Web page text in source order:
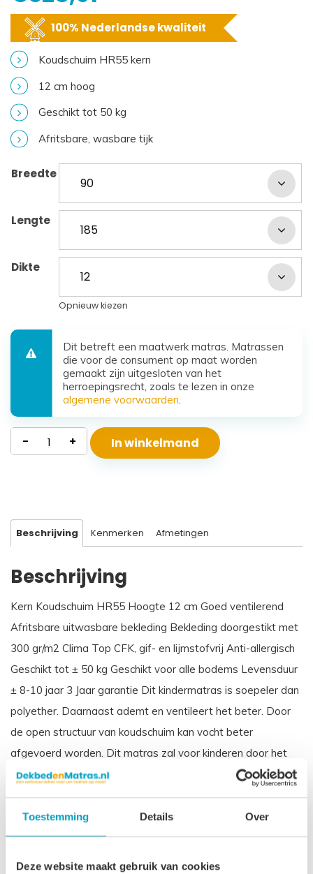
Toestemming Details Over
Deze website maakt gebruik van cookies
100% Nederlandse kwaliteit
Koudschuim HR55 kern
12 cm hoog
Geschikt tot 50 kg
Afritsbare, wasbare tijk
Breedte
Lengte
Dikte
Opnieuw kiezen
Dit betreft een maatwerk matras. Matrassen
die voor de consument op maat worden
gemaakt zijn uitgesloten van het
herroepingsrecht, zoals te lezen in onze
algemene voorwaarden.
Kindermatras
koudschuim
- + In winkelmand
Beschrijving Kenmerken Afmetingen
Beschrijving
Kern Koudschuim HR55 Hoogte 12 cm Goed ventilerend
Afritsbare uitwasbare bekleding Bekleding doorgestikt met
300 gr/m2 Clima Top CFK, gif- en lijmstofvrij Anti-allergisch
Geschikt tot ± 50 kg Geschikt voor alle bodems Levensduur
± 8-10 jaar 3 Jaar garantie Dit kindermatras is soepeler dan
polyether. Daarnaast ademt en ventileert het beter. Door
de open structuur van koudschuim kan vocht beter
afgevoerd worden. Dit matras zal voor kinderen door het
geringe gewicht soepeler aanvoelen en aansluiten. Ook is
het duurzamer. De standaardmaten zijn doorgaans op
voorraad. Andere maten ± 3 a 4 weken levertijd.
Let op, door het flexibele materiaal, kunnen matrassen tot
2% afwijken in afmeting. Maatwerk matrassen zijn niet